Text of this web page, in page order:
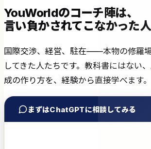
YouWorldのコーチ陣は、
言い負かされてこなかった人
国際交渉、経営、駐在——本物の修羅
してきた人たちです。教科書にはない
成の作り方を、経験から直接学べます。
まずはChatGPTに相談してみる